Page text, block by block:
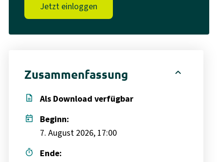
Jetzt einloggen
Zusammenfassung expand_less
description
Als Download verfügbar
today
Beginn:
7. August 2026, 17:00
timer
Ende: